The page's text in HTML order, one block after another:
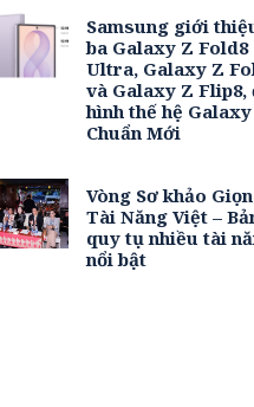
Samsung giới
ba Galaxy Z Fold8
Ultra, Galaxy Z
và Galaxy Z Flip8,
hình thế hệ Galaxy
Chuẩn Mới
Vòng Sơ khảo
Tài Năng Việt –
quy tụ nhiều tài
nổi bật